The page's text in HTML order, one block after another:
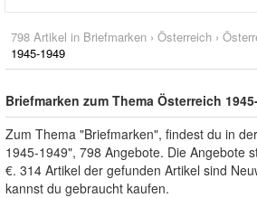
798 Artikel in Briefmarken › Österreich ›
1945-1949
Briefmarken zum Thema Österreich
Zum Thema "Briefmarken", findest du in
1945-1949", 798 Angebote. Die Angebote
€. 314 Artikel der gefunden Artikel sind
kannst du gebraucht kaufen.